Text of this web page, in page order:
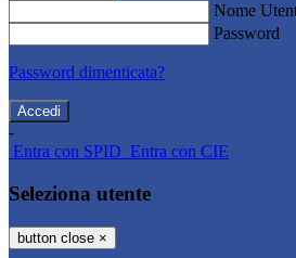
Nome
Password
Password dimenticata?
-
Entra con SPID Entra con CIE
Seleziona utente
button close ×